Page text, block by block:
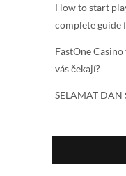
How to start
complete guide
FastOne
vás čekají?
SELAMAT DAN